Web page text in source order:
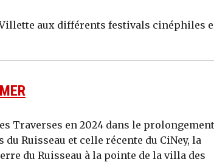
aux différents festivals cinéphiles
Traverses en 2024 dans le prolongement
du Ruisseau et celle récente du CiNey, la
du Ruisseau à la pointe de la villa des